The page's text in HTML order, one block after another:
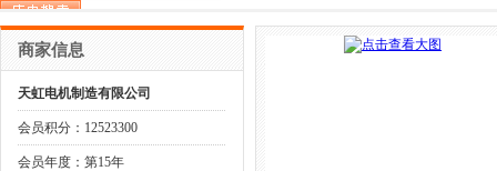
商家信息
天虹电机制造有限公司
会员积分：12523300
会员年度：第15年